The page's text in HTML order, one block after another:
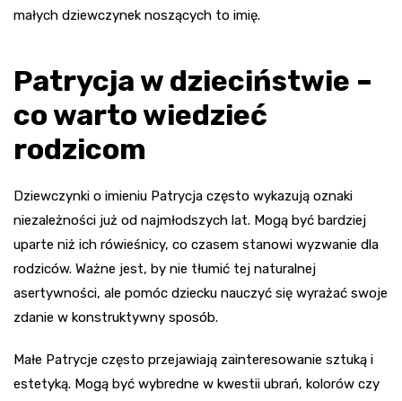
małych dziewczynek noszących to imię.
Patrycja w dzieciństwie –
co warto wiedzieć
rodzicom
Dziewczynki o imieniu Patrycja często wykazują oznaki
niezależności już od najmłodszych lat. Mogą być bardziej
uparte niż ich rówieśnicy, co czasem stanowi wyzwanie dla
rodziców. Ważne jest, by nie tłumić tej naturalnej
asertywności, ale pomóc dziecku nauczyć się wyrażać swoje
zdanie w konstruktywny sposób.
Małe Patrycje często przejawiają zainteresowanie sztuką i
estetyką. Mogą być wybredne w kwestii ubrań, kolorów czy